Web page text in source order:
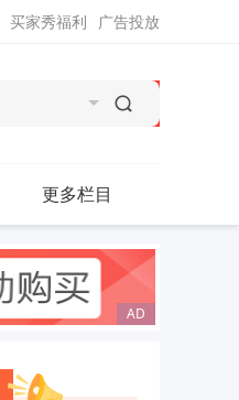
广告投放
买家秀福利
更多栏目